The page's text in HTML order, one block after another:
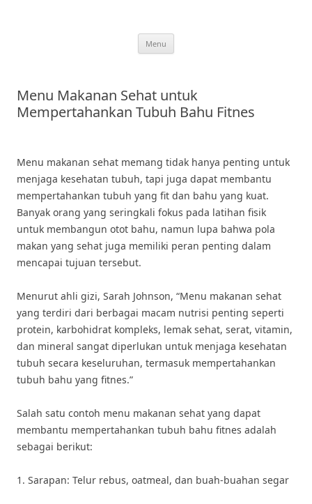
Menu
Menu Makanan Sehat untuk
Mempertahankan Tubuh Bahu Fitnes
Menu makanan sehat memang tidak hanya penting untuk
menjaga kesehatan tubuh, tapi juga dapat membantu
mempertahankan tubuh yang fit dan bahu yang kuat.
Banyak orang yang seringkali fokus pada latihan fisik
untuk membangun otot bahu, namun lupa bahwa pola
makan yang sehat juga memiliki peran penting dalam
mencapai tujuan tersebut.
Menurut ahli gizi, Sarah Johnson, “Menu makanan sehat
yang terdiri dari berbagai macam nutrisi penting seperti
protein, karbohidrat kompleks, lemak sehat, serat, vitamin,
dan mineral sangat diperlukan untuk menjaga kesehatan
tubuh secara keseluruhan, termasuk mempertahankan
tubuh bahu yang fitnes.”
Salah satu contoh menu makanan sehat yang dapat
membantu mempertahankan tubuh bahu fitnes adalah
sebagai berikut:
1. Sarapan: Telur rebus, oatmeal, dan buah-buahan segar